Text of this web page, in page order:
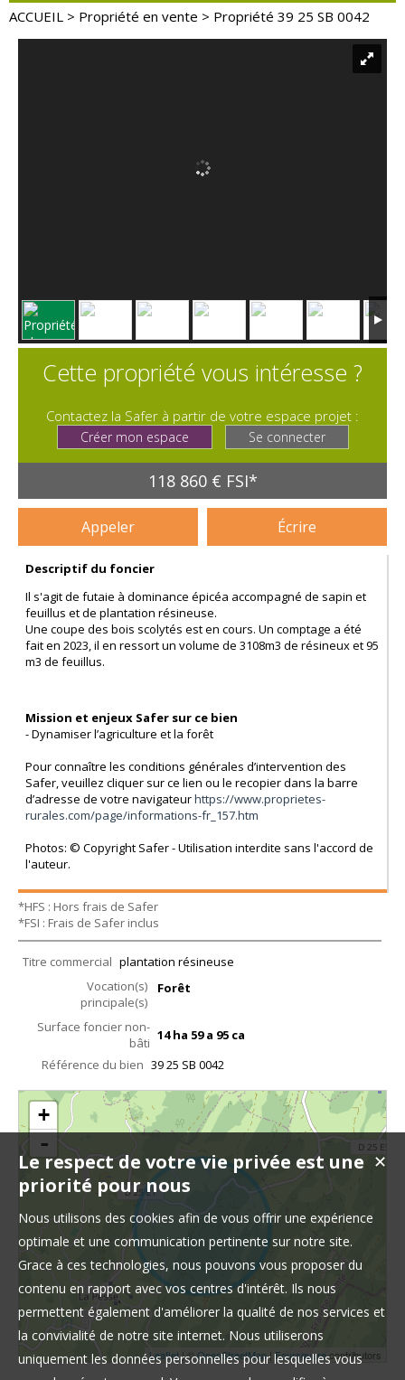
ACCUEIL > Propriété en vente > Propriété 39 25 SB 0042
Cette propriété vous intéresse ?
Contactez la Safer à partir de votre espace projet :
Créer mon espace Se connecter
118 860 € FSI*
Appeler Écrire
Descriptif du foncier
Il s'agit de futaie à dominance épicéa accompagné de sapin et
feuillus et de plantation résineuse.
Une coupe des bois scolytés est en cours. Un comptage a été
fait en 2023, il en ressort un volume de 3108m3 de résineux et 95
m3 de feuillus.
Mission et enjeux Safer sur ce bien
- Dynamiser l’agriculture et la forêt
Pour connaître les conditions générales d’intervention des
Safer, veuillez cliquer sur ce lien ou le recopier dans la barre
d’adresse de votre navigateurhttps://www.proprietes-
rurales.com/page/informations-fr_157.htm
Photos: © Copyright Safer - Utilisation interdite sans l'accord de
l'auteur.
*HFS : Hors frais de Safer
*FSI : Frais de Safer inclus
Titre commercial plantation résineuse
Vocation(s)
principale(s)
Forêt
Surface foncier non-
bâti 14 ha 59 a 95 ca
Référence du bien 39 25 SB 0042
+
-
Leaflet| ©OpenStreetMap|Foursquarecontributors
✕
Le respect de votre vie privée est une
priorité pour nous
Nous utilisons des cookies afin de vous offrir une expérience
optimale et une communication pertinente sur notre site.
Grace à ces technologies, nous pouvons vous proposer du
contenu en rapport avec vos centres d'intérêt. Ils nous
permettent également d'améliorer la qualité de nos services et
la convivialité de notre site internet. Nous utiliserons
uniquement les données personnelles pour lesquelles vous